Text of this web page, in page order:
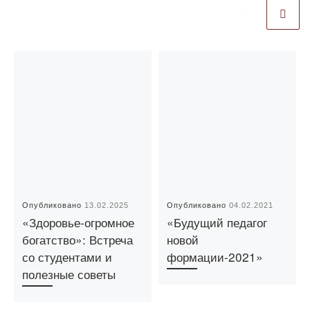
Опубликовано 13.02.2025
«Здоровье-огромное
богатство»: Встреча
со студентами и
полезные советы
Опубликовано04.02.2021
«Будущий педагог
новой
формации-2021»